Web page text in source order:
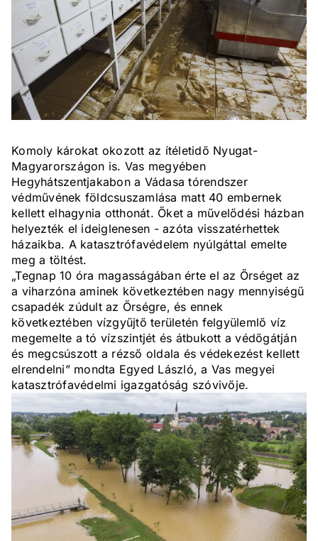
Komoly károkat okozott az ítéletidő Nyugat-
Magyarországon is. Vas megyében
Hegyhátszentjakabon a Vádasa tórendszer
védművének földcsuszamlása matt 40 embernek
kellett elhagynia otthonát. Őket a művelődési házban
helyezték el ideiglenesen - azóta visszatérhettek
házaikba. A katasztrófavédelem nyúlgáttal emelte
meg a töltést.
„Tegnap 10 óra magasságában érte el az Őrséget az
a viharzóna aminek következtében nagy mennyiségű
csapadék zúdult az Őrségre, és ennek
következtében vízgyűjtő területén felgyülemlő víz
megemelte a tó vízszintjét és átbukott a védőgátján
és megcsúszott a rézső oldala és védekezést kellett
elrendelni” mondta Egyed László, a Vas megyei
katasztrófavédelmi igazgatóság szóvivője.